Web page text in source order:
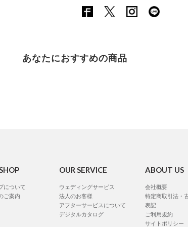
あなたにおすすめの商品
について
ご案内
OUR SERVICE
ウェディングサービス
法人のお客様
アフターサービスについて
デジタルカタログ
ABOUT US
会社概要
特定商取引法・
表記
ご利用規約
サイトポリシー